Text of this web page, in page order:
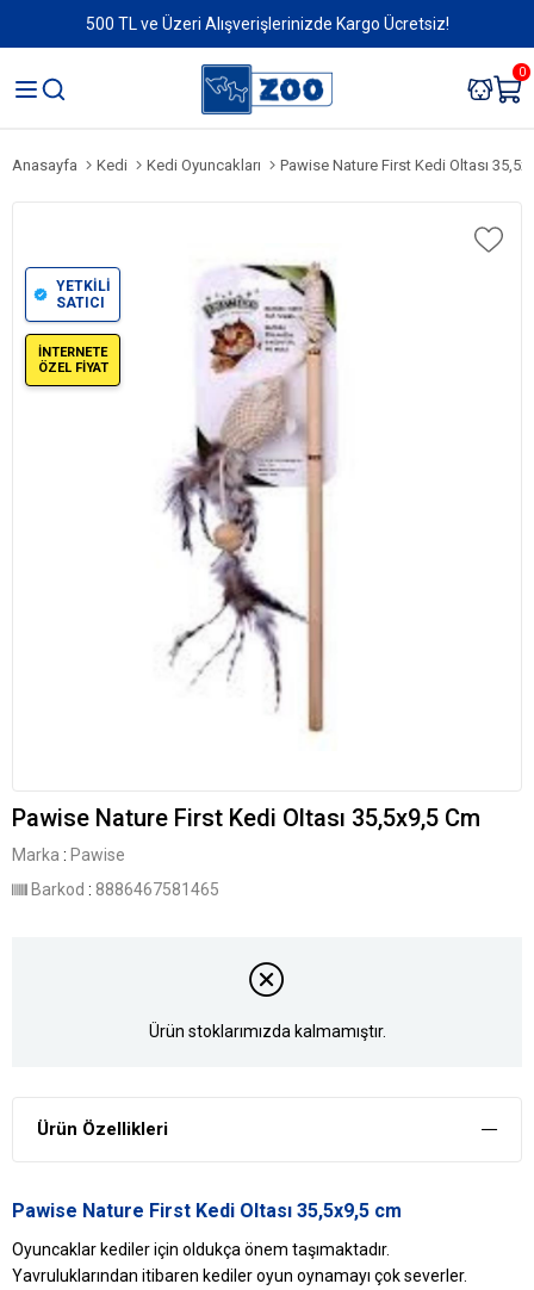
500 TL ve Üzeri Alışverişlerinizde Kargo Ücretsiz!
0
Anasayfa Kedi Kedi Oyuncakları Pawise Nature First Kedi Oltası
YETKİLİ
SATICI
İNTERNETE
ÖZEL FİYAT
Pawise Nature First Kedi Oltası 35,5x9,5 Cm
Marka : Pawise
Barkod : 8886467581465
Ürün stoklarımızda kalmamıştır.
Ürün Özellikleri
Pawise Nature First Kedi Oltası 35,5x9,5 cm
Oyuncaklar kediler için oldukça önem taşımaktadır.
Yavruluklarından itibaren kediler oyun oynamayı çok severler.